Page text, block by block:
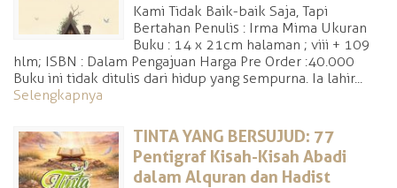
Kami Tidak Baik-baik Saja, Tapi
Bertahan Penulis : Irma Mima Ukuran
Buku : 14 x 21cm halaman ; viii + 109
hlm; ISBN : Dalam Pengajuan Harga Pre Order :40.000
Buku ini tidak ditulis dari hidup yang sempurna. Ia lahir...
Selengkapnya
TINTA YANG BERSUJUD: 77
Pentigraf Kisah-Kisah Abadi
dalam Alquran dan Hadist